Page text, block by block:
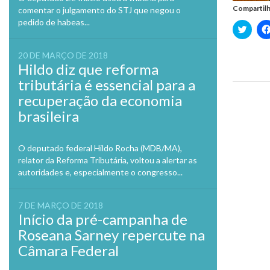
comentar o julgamento do STJ que negou o
pedido de habeas...
20 DE MARÇO DE 2018
Hildo diz que reforma
tributária é essencial para a
recuperação da economia
brasileira
O deputado federal Hildo Rocha (MDB/MA),
relator da Reforma Tributária, voltou a alertar as
autoridades e, especialmente o congresso...
7 DE MARÇO DE 2018
Início da pré-campanha de
Roseana Sarney repercute na
Câmara Federal
Clique
para